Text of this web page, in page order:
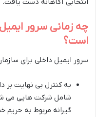
انتخابی آگاهانه دست یافت.
چه زمانی سرور
است؟
سرور ایمیل داخلی برای
به کنترل بی نهایت بر
شامل شرکت هایی می
گیرانه مربوط به